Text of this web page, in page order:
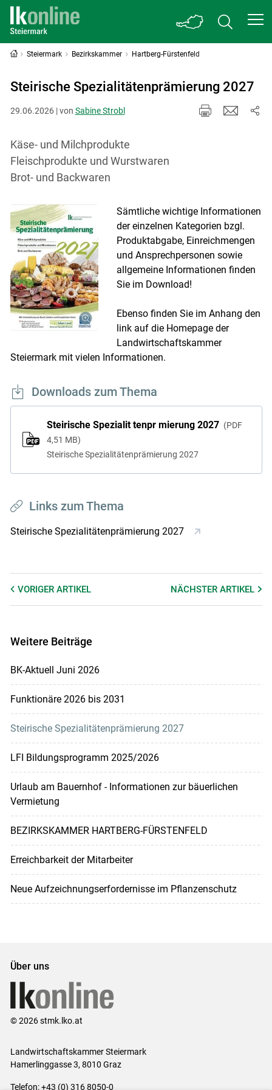
Skip to main content
Steiermark Bezirkskammer Hartberg-Fürstenfeld
Steirische Spezialitätenprämierung 2027
29.06.2026 | von Sabine Strobl
Käse- und Milchprodukte
Fleischprodukte und Wurstwaren
Brot- und Backwaren
Sämtliche wichtige Informationen
der einzelnen Kategorien bzgl.
Produktabgabe, Einreichmengen
und Ansprechpersonen sowie
allgemeine Informationen finden
Sie im Download!
Ebenso finden Sie im Anhang den
link auf die Homepage der
Landwirtschaftskammer
Steiermark mit vielen Informationen.
Downloads zum Thema
Steirische Spezialit tenpr mierung 2027
PDF
4,51 MB
Steirische Spezialitätenprämierung 2027
Links zum Thema
Steirische Spezialitätenprämierung 2027
VORIGER ARTIKEL NÄCHSTERARTIKEL
Weitere Beiträge
BK-Aktuell Juni 2026
Funktionäre 2026 bis 2031
Steirische Spezialitätenprämierung 2027
LFI Bildungsprogramm 2025/2026
Urlaub am Bauernhof - Informationen zur bäuerlichen
Vermietung
BEZIRKSKAMMER HARTBERG-FÜRSTENFELD
Erreichbarkeit der Mitarbeiter
Neue Aufzeichnungserfordernisse im Pflanzenschutz
Über uns
© 2026 stmk.lko.at
Landwirtschaftskammer Steiermark
Hamerlinggasse 3, 8010 Graz
Telefon: +43 (0) 316 8050-0